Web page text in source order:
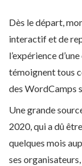
Dès le départ,
interactif et de
l’expérience
témoignent tous
des WordCamps
Une grande
2020, qui a dû
quelques mois
ses